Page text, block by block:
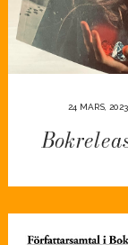
24 MARS, 2023